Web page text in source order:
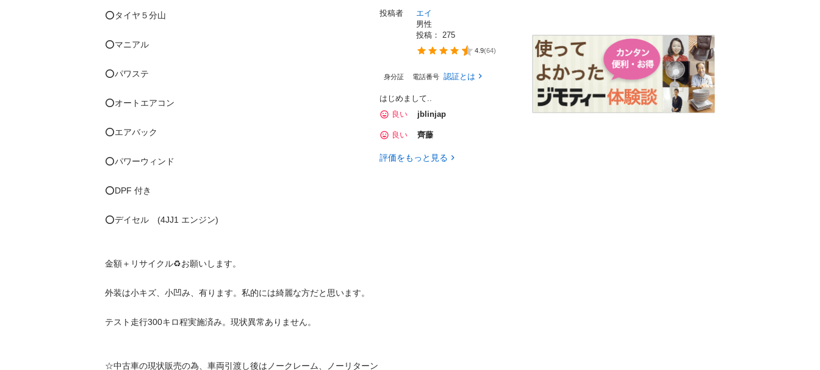
⭕️タイヤ５分山
⭕️マニアル
⭕️パワステ
⭕️オートエアコン
⭕️エアバック
⭕️パワーウィンド
⭕️DPF 付き
⭕️デイセル　(4JJ1 エンジン)
金額＋リサイクル♻️お願いします。
外装は小キズ、小凹み、有ります。私的には綺麗な方だと思います。
テスト走行300キロ程実施済み。現状異常ありません。
☆中古車の現状販売の為、車両引渡し後はノークレーム、ノーリターン
投稿者
エイ
男性
投稿： 275
4.9(64)
身分証 電話番号 認証とは
はじめまして..
良い
jblinjap
良い 齊藤
評価をもっと見る